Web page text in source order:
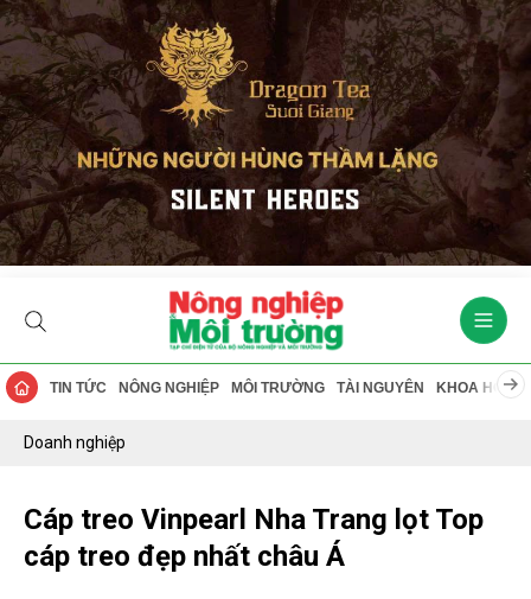
TIN TỨC NÔNG NGHIỆP MÔI TRƯỜNG TÀI NGUYÊN KHOA HỌC
Doanh nghiệp
Cáp treo Vinpearl Nha Trang lọt Top
cáp treo đẹp nhất châu Á